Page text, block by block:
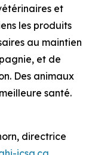
et
les produits
au maintien
et de
Des animaux
santé.
directrice